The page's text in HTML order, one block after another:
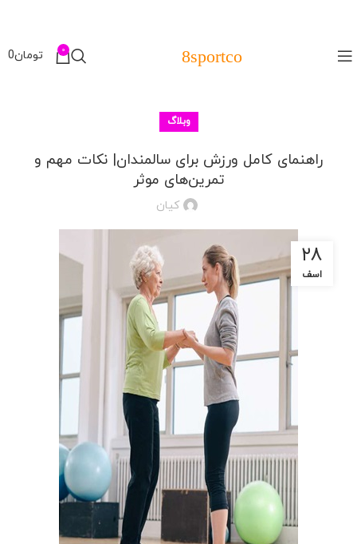
8sportco
0 تومان0
وبلاگ
راهنمای کامل ورزش برای سالمندان| نکات مهم و
تمرین‌های موثر
کیان
۲۸
اسف